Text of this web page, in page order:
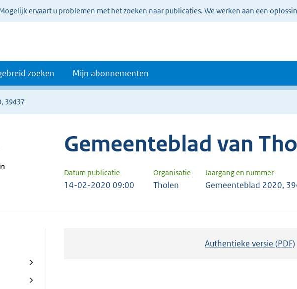
ervaart u problemen met het zoeken naar publicaties. We werken aan een
zoeken Mijn abonnementen
39437
Gemeenteblad van
Datum publicatie Organisatie Jaargang en nummer
14-02-2020 09:00 Tholen Gemeenteblad 2020,
Authentieke versie (PDF)